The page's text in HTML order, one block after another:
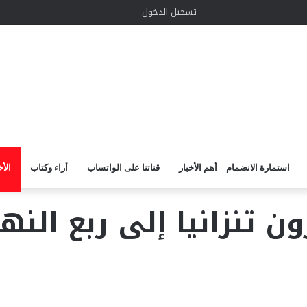
مقالتسجيل الدخول
أراء وكتاب قناتنا على الواتساب استمارة الانضمام – أهم الأخبار
تنزانيا إلى ربع